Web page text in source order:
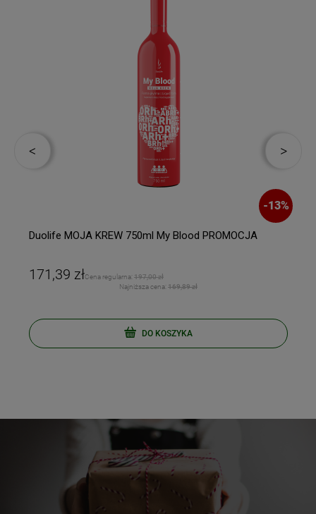
-13%
Duolife MOJA KREW 750ml My Blood PROMOCJA
171,39 złCena regularna: 197,00 zł
Najniższa cena: 169,89 zł
DO KOSZYKA